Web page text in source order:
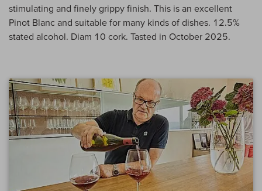
stimulating and finely grippy finish. This is an excellent
Pinot Blanc and suitable for many kinds of dishes. 12.5%
stated alcohol. Diam 10 cork. Tasted in October 2025.